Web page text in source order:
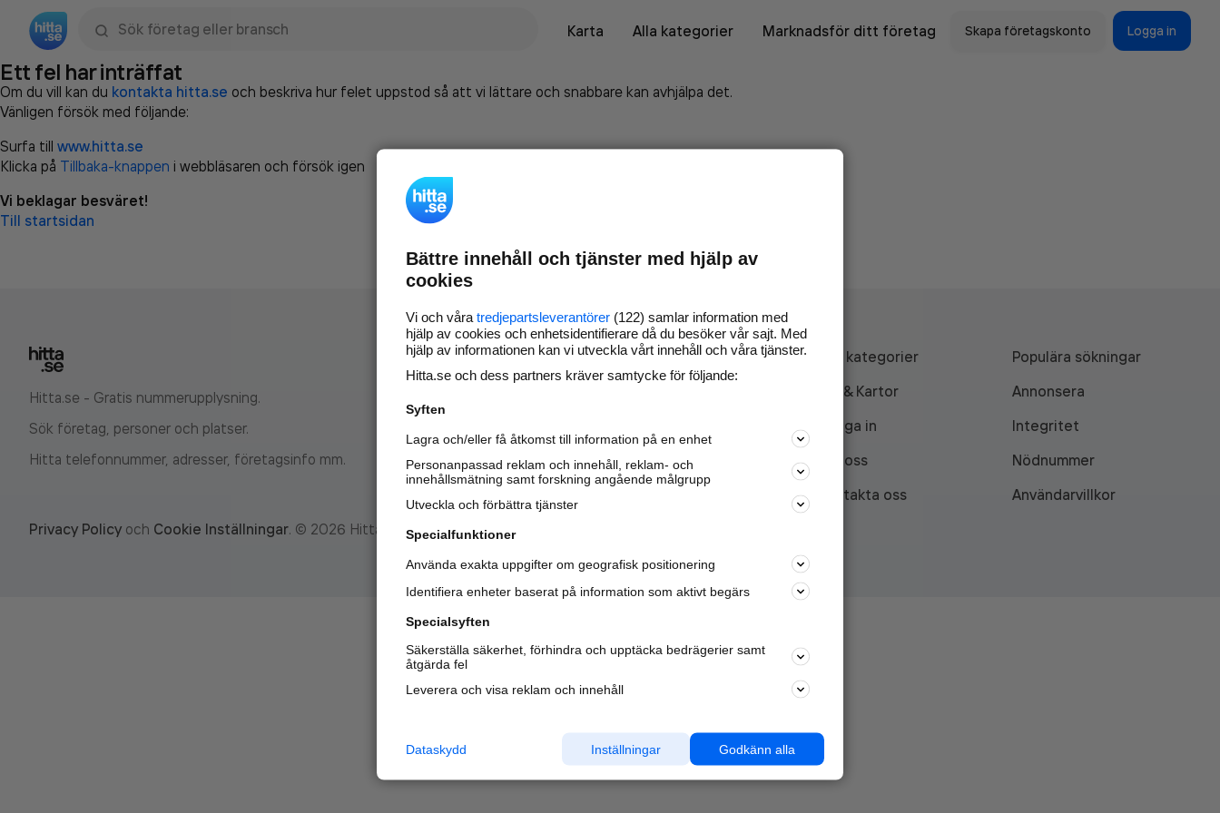
Karta
Alla kategorier Marknadsför ditt företag Skapa företagskonto Logga in
Ett fel har inträffat
Om du vill kan du kontakta hitta.se och beskriva hur felet uppstod så att vi lättare och snabbare kan avhjälpa det.
Vänligen försök med följande:
Surfa till www.hitta.se
Klicka på Tillbaka-knappen i webbläsaren och försök igen
Vi beklagar besväret!
Till startsidan
Hitta.se - Gratis nummerupplysning.
Sök företag, personer och platser.
Hitta telefonnummer, adresser, företagsinfo mm.
Marknadsför företaget på
nya kunder och
samarbetspartners nära dig.
Läs mer här
Alla kategorier
Populära sökningar
API & Kartor
Annonsera
Logga in
Integritet
Om oss
Nödnummer
Kontakta oss
Användarvillkor
Privacy Policy och Cookie Inställningar. © 2026 Hitta.se
Bättre innehåll och tjänster med hjälp av
cookies
Vi och våra tredjepartsleverantörer (122) samlar information med
hjälp av cookies och enhetsidentifierare då du besöker vår sajt. Med
hjälp av informationen kan vi utveckla vårt innehåll och våra tjänster.
Hitta.se och dess partners kräver samtycke för följande:
Syften
Lagra och/eller få åtkomst till information på en enhet
Personanpassad reklam och innehåll, reklam- och
innehållsmätning samt forskning angående målgrupp
Utveckla och förbättra tjänster
Specialfunktioner
Använda exakta uppgifter om geografisk positionering
Identifiera enheter baserat på information som aktivt begärs
Specialsyften
Säkerställa säkerhet, förhindra och upptäcka bedrägerier samt
åtgärda fel
Leverera och visa reklam och innehåll
Godkänn alla
Inställningar
Dataskydd